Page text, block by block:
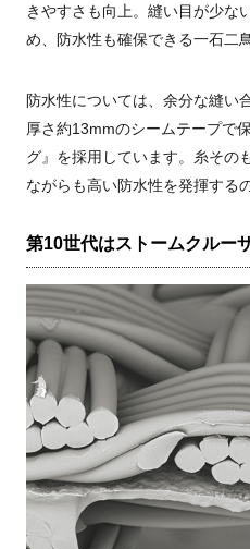
きやすさも向上。縫い目が少な
め、防水性も確保できる一石二
防水性については、余分な縫い
厚さ約13mmのシームテープで
グ』を採用しています。糸その
ながらも高い防水性を発揮する
第10世代はストームクルー